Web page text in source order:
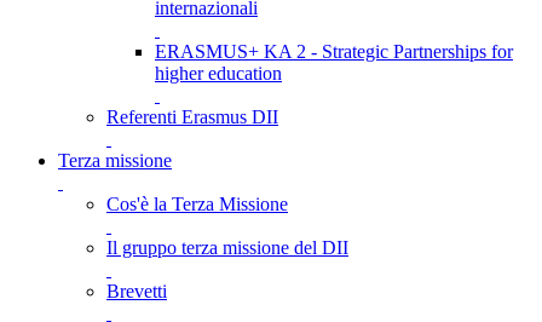
internazionali
ERASMUS+ KA 2 - Strategic Partnerships for
higher education
Referenti Erasmus DII
Terza missione
Cos'è la Terza Missione
Il gruppo terza missione del DII
Brevetti